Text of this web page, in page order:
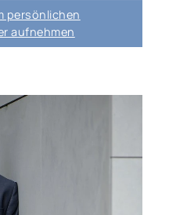
persönlichen
aufnehmen